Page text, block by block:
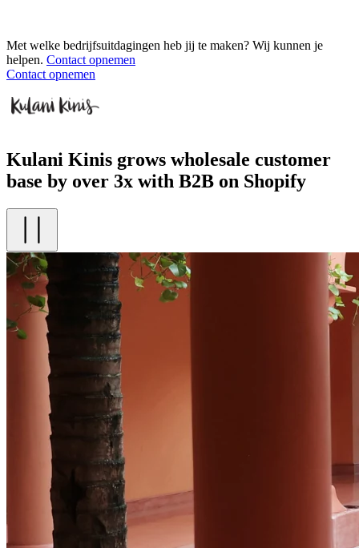
Met welke bedrijfsuitdagingen heb jij te maken? Wij kunnen je
helpen. Contact opnemen
Contact opnemen
Kulani Kinis grows wholesale customer
base by over 3x with B2B on Shopify